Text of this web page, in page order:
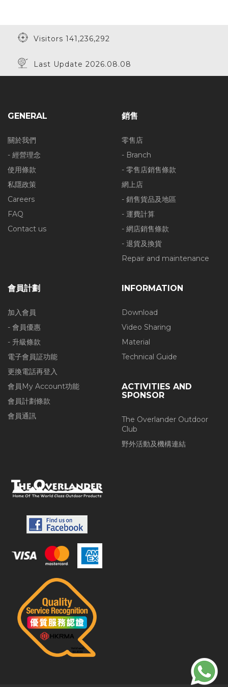
Visitors 141,236,292
Last Update 2026.08.08
GENERAL
關於我們
- 經營理念
使用條款
私隱政策
Careers
FAQ
Contact us
銷售
零售店
- Branch
- 零售店銷售條款
網上店
- 銷售貨品及地區
- 運費計算
- 網店銷售條款
- 退貨及換貨
Repair and maintenance
會員計劃
加入會員
- 會員優惠
- 升級條款
電子會員証功能
更換電話再登入
會員My Account功能
會員計劃條款
會員通訊
INFORMATION
Download
Video Sharing
Material
Technical Guide
ACTIVITIES AND
SPONSOR
The Overlander Outdoor
Club
野外活動及機構連結